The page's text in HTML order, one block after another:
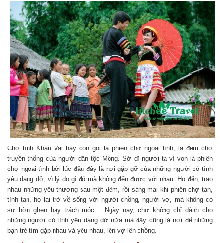
Chợ tình Khâu Vai hay còn gọi là phiên chợ ngoại tình, là đêm chợ
truyền thống của người dân tộc Mông. Sở dĩ người ta ví von là phiên
chợ ngoại tình bởi lúc đầu đây là nơi gặp gỡ của những người có tình
yêu dang dở, vì lý do gì đó mà không đến được với nhau. Họ đến, trao
nhau những yêu thương sau một đêm, rồi sáng mai khi phiên chợ tan,
tình tan, họ lại trở về sống với người chồng, người vợ, mà không có
sự hờn ghen hay trách móc… Ngày nay, chợ không chỉ dành cho
những người có tình yêu dang dở nữa mà đây cũng là nơi để những
bạn trẻ tìm gặp nhau và yêu nhau, lên vợ lên chồng.